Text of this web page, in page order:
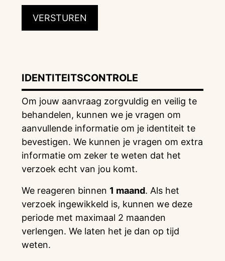
IDENTITEITSCONTROLE
Om jouw aanvraag zorgvuldig en veilig te
behandelen, kunnen we je vragen om
aanvullende informatie om je identiteit te
bevestigen. We kunnen je vragen om extra
informatie om zeker te weten dat het
verzoek echt van jou komt.
We reageren binnen 1 maand. Als het
verzoek ingewikkeld is, kunnen we deze
periode met maximaal 2 maanden
verlengen. We laten het je dan op tijd
weten.